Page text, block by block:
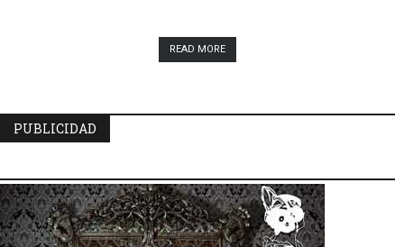
READ MORE
PUBLICIDAD